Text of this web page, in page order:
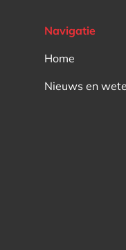
Navigatie
Home
Nieuws en